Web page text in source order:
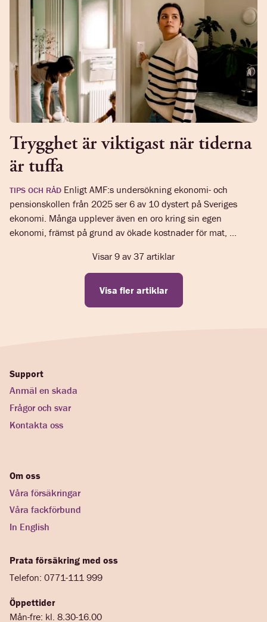
Trygghet är viktigast när tiderna
är tuffa
TIPS OCH RÅD Enligt AMF:s undersökning ekonomi- och
pensionskollen från 2025 ser 6 av 10 dystert på Sveriges
ekonomi. Många upplever även en oro kring sin egen
ekonomi, främst på grund av ökade kostnader för mat, ...
Visar 9 av 37 artiklar
Visa fler artiklar
Support
Anmäl en skada
Frågor och svar
Kontakta oss
Om oss
Våra försäkringar
Våra fackförbund
In English
Prata försäkring med oss
Telefon: 0771-111 999
Öppettider
Mån-fre: kl. 8.30-16.00